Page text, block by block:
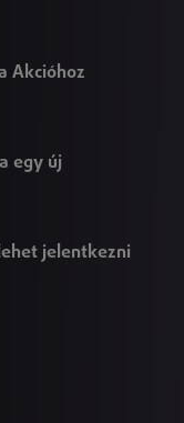
Akcióhoz
egy új
jelentkezni